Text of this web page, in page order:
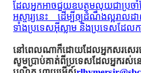
ដែលអ្នកអាចជួយឧបត្ថមលុយជាប្រចាំខ
អស្ចារ្យនេះ ដើម្បីឲ្យដំណឹងល្អរ
ទាំងប្រទេសអ៊ីស្លាម និងប្រទេសដែល
នៅពេលណាក៏ដោយដែលអ្នកសរសេ
សូមប្រាប់គាត់ពីប្រទេសដែលអ្នក